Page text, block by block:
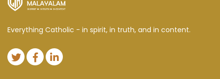
Everything Catholic - in spirit, in truth, and in content.